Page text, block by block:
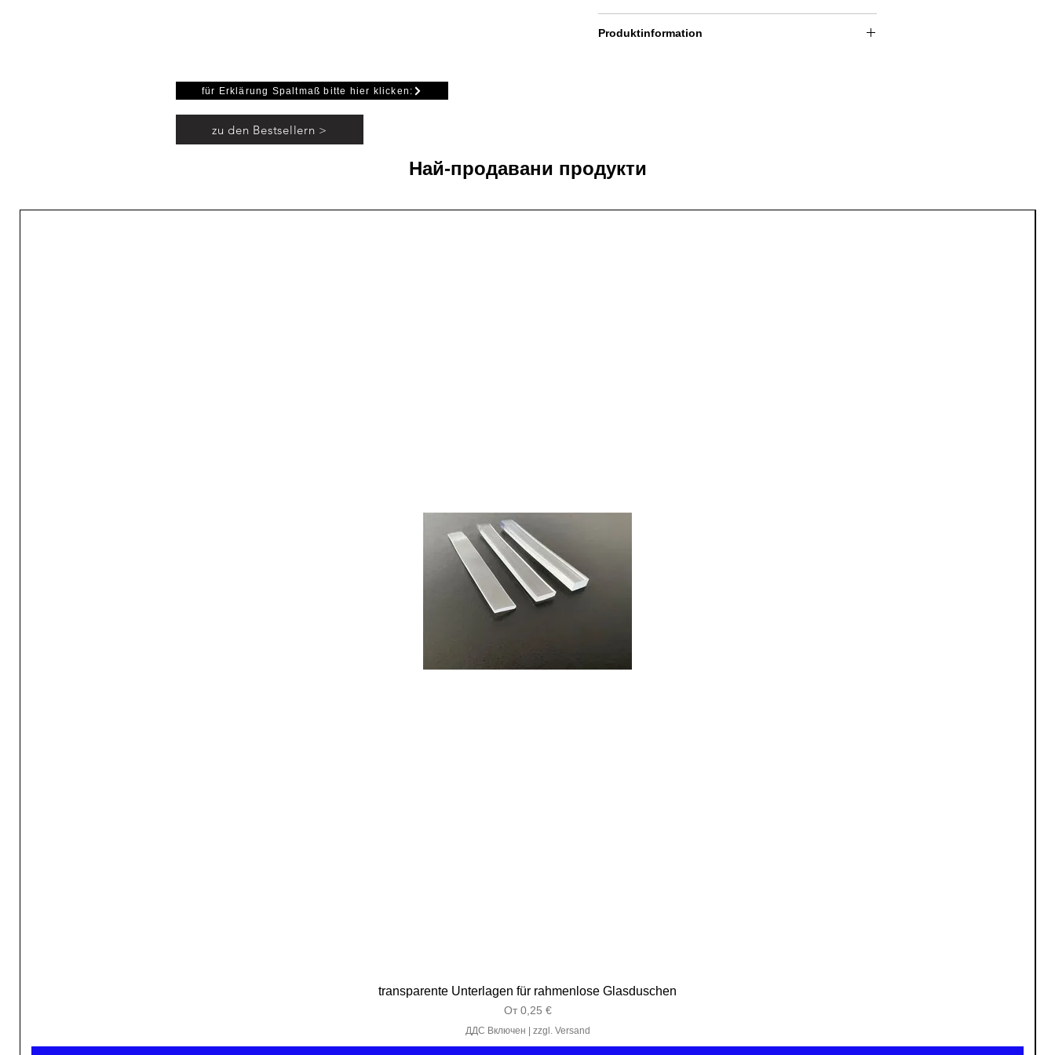
Produktinformation
für Erklärung Spaltmaß bitte hier klicken:
zu den Bestsellern >
Най-продавани продукти
transparente Unterlagen für rahmenlose Glasduschen
От 0,25 €
Продажна цена
ДДС Включен zzgl. Versand